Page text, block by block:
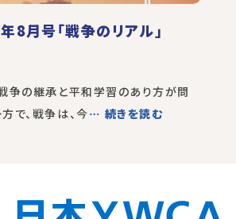
8月号「戦争のリアル」
争の継承と平和学習のあり方が問
で、戦争は、今… 続きを読む